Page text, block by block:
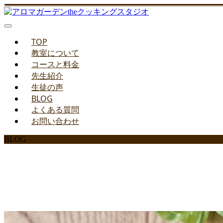
TOP
教室について
コースと料金
先生紹介
生徒の声
BLOG
よくある質問
お問い合わせ
BLOG